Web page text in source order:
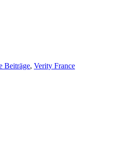
Beiträge, Verity France